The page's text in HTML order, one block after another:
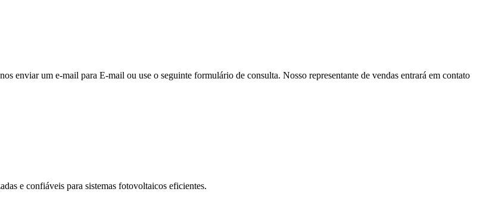
enviar um e-mail para E-mail ou use o seguinte formulário de consulta. Nosso representante de vendas entrará em contato
e confiáveis ​​para sistemas fotovoltaicos eficientes.